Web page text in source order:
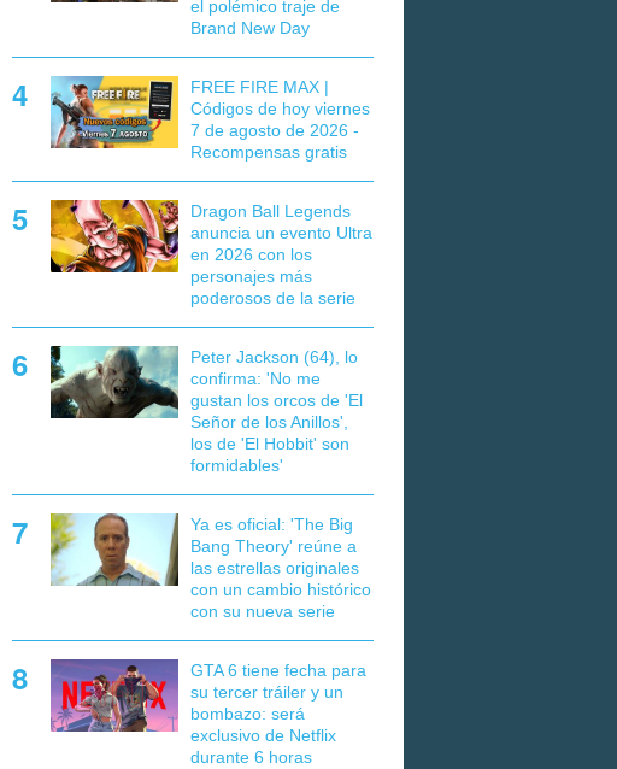
el polémico traje de
Brand New Day
FREE FIRE MAX |
Códigos de hoy viernes
7 de agosto de 2026 -
Recompensas gratis
Dragon Ball Legends
anuncia un evento Ultra
en 2026 con los
personajes más
poderosos de la serie
Peter Jackson (64), lo
confirma: 'No me
gustan los orcos de 'El
Señor de los Anillos',
los de 'El Hobbit' son
formidables'
Ya es oficial: 'The Big
Bang Theory' reúne a
las estrellas originales
con un cambio histórico
con su nueva serie
GTA 6 tiene fecha para
su tercer tráiler y un
bombazo: será
exclusivo de Netflix
durante 6 horas